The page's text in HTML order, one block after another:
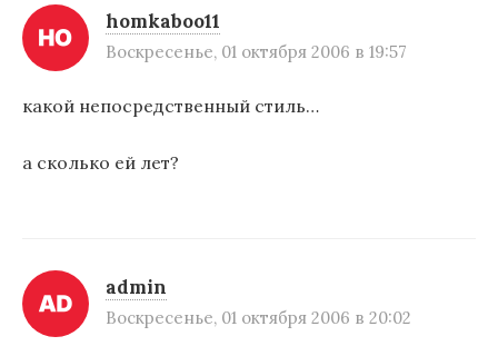
и
я
п
и
с
homkaboo11
Воскресенье, 01 октября 2006 в 19:57
какой непосредственный стиль…
а сколько ей лет?
admin
Воскресенье, 01 октября 2006 в 20:02